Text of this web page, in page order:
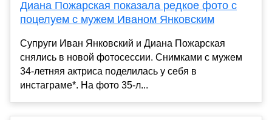
Диана Пожарская показала редкое фото с
поцелуем с мужем Иваном Янковским
Супруги Иван Янковский и Диана Пожарская
снялись в новой фотосессии. Снимками с мужем
34-летняя актриса поделилась у себя в
инстаграме*. На фото 35-л...